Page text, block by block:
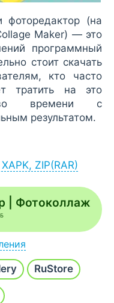
(на
Maker) — это
программный
стоит скачать
кто часто
тратить на это
времени с
результатом.
ZIP(RAR)
запустите его
или
сообщение
приложение /
с основного
| Фотоколлаж
и наш робот в
последнюю
RuStore